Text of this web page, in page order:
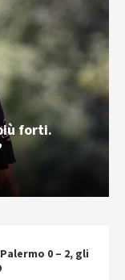
forti.
0 – 2, gli